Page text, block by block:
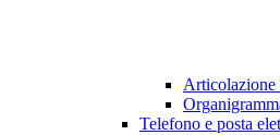
Telefono e posta